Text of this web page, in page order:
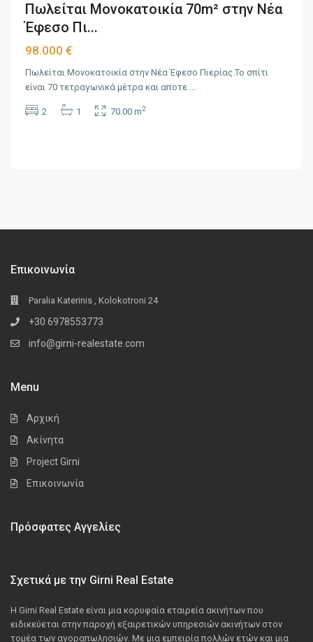
Πωλείται Μονοκατοικία 70m² στην Νέα
Έφεσο Πι...
98.000 €
Πωλείται Μονοκατοικία στην Νέα Έφεσο Πιερίας.Το σπίτι
είναι 70 τετραγωνικά μέτρα και αποτε ...
2 1 70.00 m2
Επικοινωνία
Paralia Katerinis , Kolokotroni 24
+30 6978553773
info@girni-realestate.com
Menu
Αρχική
Ακίνητα
Project Girni
Επικοινωνία
Πρόσφατες Αγγελίες
Σχετικά με την Girni Real Estate
Η Girni Real Estate είναι μια κορυφαία εταιρεία ακινήτων που
ειδικεύεται στην παροχή εξαιρετικών υπηρεσιών ακινήτων στον
τομέα των αγοραπωλησιών. Με μια εμπειρία πολλών ετών και μια